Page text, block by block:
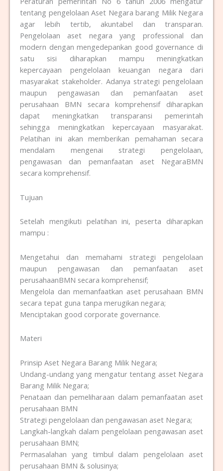
tentang pengelolaan Aset Negara barang Milik Negara
agar lebih tertib, akuntabel dan transparan.
Pengelolaan aset negara yang professional dan
modern dengan mengedepankan good governance di
satu sisi diharapkan mampu meningkatkan
kepercayaan pengelolaan keuangan negara dari
masyarakat stakeholder. Adanya strategi pengelolaan
maupun pengawasan dan pemanfaatan aset
perusahaan BMN secara komprehensif diharapkan
dapat meningkatkan transparansi pemerintah
sehingga meningkatkan kepercayaan masyarakat.
Pelatihan ini akan memberikan pemahaman secara
mendalam mengenai strategi pengelolaan,
pengawasan dan pemanfaatan aset NegaraBMN
secara komprehensif.
Tujuan
Setelah mengikuti pelatihan ini, peserta diharapkan
mampu :
Mengetahui dan memahami strategi pengelolaan
maupun pengawasan dan pemanfaatan aset
perusahaanBMN secara komprehensif;
Mengelola dan memanfaatkan aset perusahaan BMN
secara tepat guna tanpa merugikan negara;
Menciptakan good corporate governance.
Materi
Prinsip Aset Negara Barang Milik Negara;
Undang-undang yang mengatur tentang asset Negara
Barang Milik Negara;
Penataan dan pemeliharaan dalam pemanfaatan aset
perusahaan BMN
Strategi pengelolaan dan pengawasan aset Negara;
Langkah-langkah dalam pengelolaan pengawasan aset
perusahaan BMN;
Permasalahan yang timbul dalam pengelolaan aset
perusahaan BMN & solusinya;